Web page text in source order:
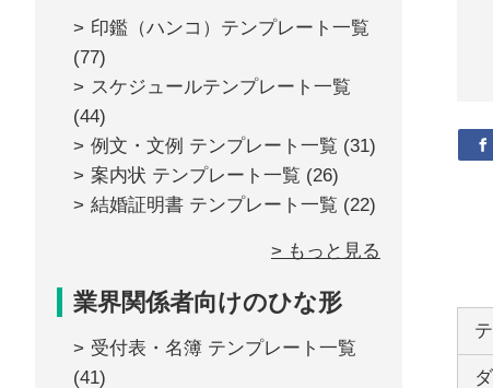
印鑑（ハンコ）テンプレート一覧
(77)
スケジュールテンプレート一覧
(44)
例文・文例 テンプレート一覧 (31)
案内状 テンプレート一覧 (26)
結婚証明書 テンプレート一覧 (22)
> もっと見る
業界関係者向けのひな形
受付表・名簿 テンプレート一覧
(41)